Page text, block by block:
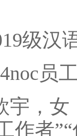
级汉
员
宇，
作者